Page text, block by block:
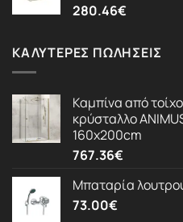
280.46€
ΚΑΛΎΤΕΡΕΣ ΠΩΛΉΣΕΙΣ
Καμπίνα από
κρύσταλλο
160x200cm
767.36€
Μπαταρία λουτρού
73.00€